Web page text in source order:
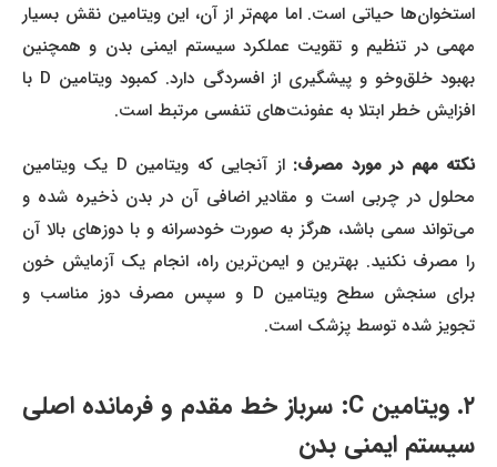
استخوان‌ها حیاتی است. اما مهم‌تر از آن، این ویتامین نقش بسیار
مهمی در تنظیم و تقویت عملکرد سیستم ایمنی بدن و همچنین
بهبود خلق‌وخو و پیشگیری از افسردگی دارد. کمبود ویتامین D با
افزایش خطر ابتلا به عفونت‌های تنفسی مرتبط است.
نکته مهم در مورد مصرف:
از آنجایی که ویتامین D یک ویتامین
محلول در چربی است و مقادیر اضافی آن در بدن ذخیره شده و
می‌تواند سمی باشد، هرگز به صورت خودسرانه و با دوزهای بالا آن
را مصرف نکنید. بهترین و ایمن‌ترین راه، انجام یک آزمایش خون
برای سنجش سطح ویتامین D و سپس مصرف دوز مناسب و
تجویز شده توسط پزشک است.
۲. ویتامین C: سرباز خط مقدم و فرمانده اصلی
سیستم ایمنی بدن